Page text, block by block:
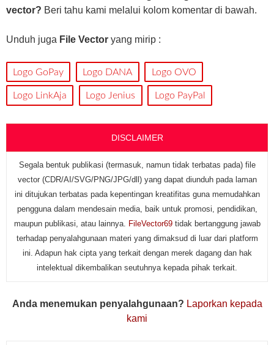
vector? Beri tahu kami melalui kolom komentar di bawah.
Unduh juga File Vector yang mirip :
Logo GoPay Logo DANA Logo OVO
Logo LinkAja Logo Jenius Logo PayPal
DISCLAIMER
Segala bentuk publikasi (termasuk, namun tidak terbatas pada) file
vector (CDR/AI/SVG/PNG/JPG/dll) yang dapat diunduh pada laman
ini ditujukan terbatas pada kepentingan kreatifitas guna memudahkan
pengguna dalam mendesain media, baik untuk promosi, pendidikan,
maupun publikasi, atau lainnya. FileVector69tidak bertanggung jawab
terhadap penyalahgunaan materi yang dimaksud di luar dari platform
ini. Adapun hak cipta yang terkait dengan merek dagang dan hak
intelektual dikembalikan seutuhnya kepada pihak terkait.
Anda menemukan penyalahgunaan? Laporkan kepada
kami